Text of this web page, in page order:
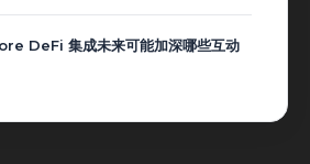
DeFi 集成未来可能加深哪些互动